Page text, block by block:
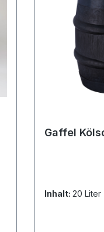
Gaffel
Inhalt: 20 Liter